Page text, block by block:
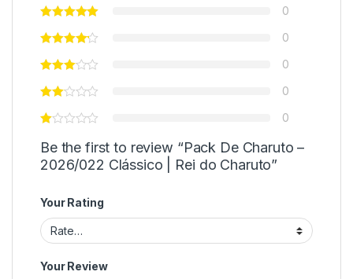
0
0
0
0
0
Be the first to review “Pack De Charuto –
2026/022 Clássico | Rei do Charuto”
Your Rating
Your Review